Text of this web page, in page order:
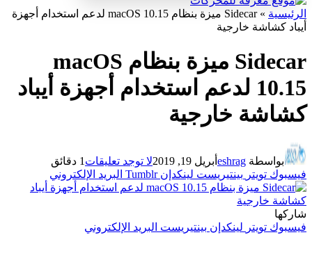
الرئيسية »
Sidecar ميزة بنظام macOS 10.15 لدعم استخدام أجهزة
أيباد كشاشة خارجية
Sidecar ميزة بنظام macOS
10.15 لدعم استخدام أجهزة أيباد
كشاشة خارجية
بواسطة eshrag أبريل 19, 2019 لا توجد تعليقات 1 دقائق
فيسبوك تويتر بينتيريست لينكدإن Tumblr البريد الإلكتروني
شاركها
فيسبوك تويتر لينكدإن بينتيريست البريد الإلكتروني